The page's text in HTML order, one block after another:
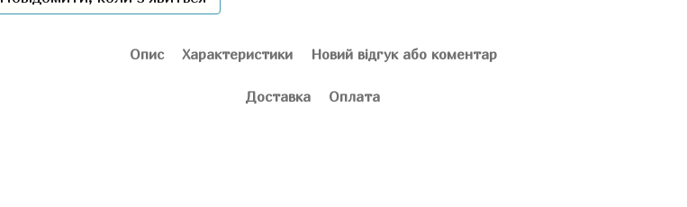
Опис Характеристики Новий відгук або коментар
Доставка Оплата